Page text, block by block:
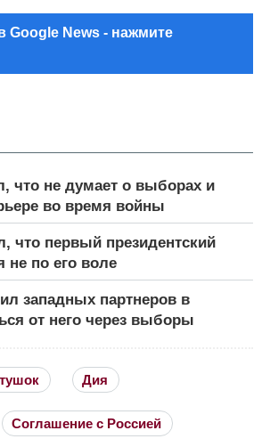
что не думает о выборах и
во время войны
что первый президентский
не по его воле
западных партнеров в
от него через выборы
Google News - нажмите
Дия
Соглашение с Россией